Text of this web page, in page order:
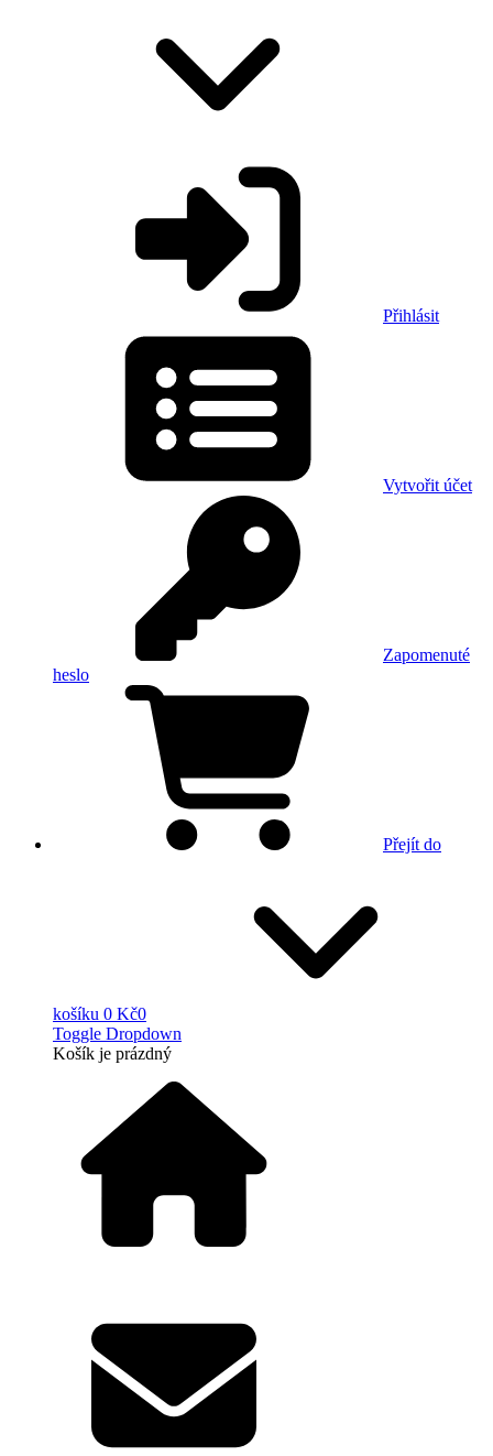
Přihlásit
Vytvořit účet
Zapomenuté
heslo
Přejít do
košíku 0 Kč0
Toggle Dropdown
Košík je prázdný